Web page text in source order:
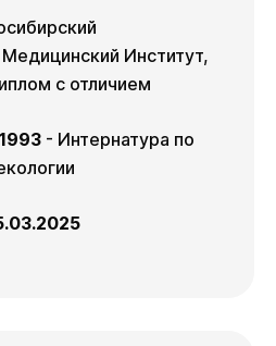
Институт,
с отличием
- Интернатура по